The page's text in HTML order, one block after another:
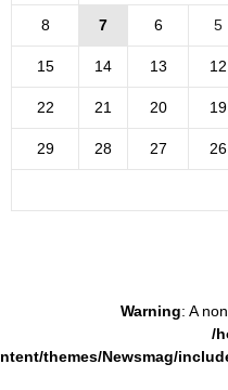
5
6
7
8
12
13
14
15
19
20
21
22
26
27
28
29
Warning: A
/
themes/Newsmag/